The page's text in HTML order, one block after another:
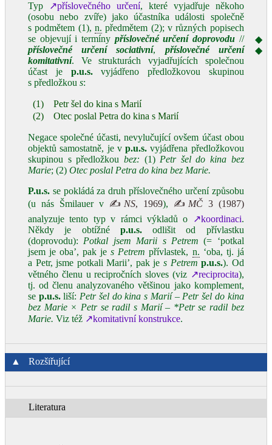
Typ ↗příslovečného určení, které vyjadřuje někoho
(osobu nebo zvíře) jako účastníka události společně
s podmětem (1),n. předmětem (2); v různých popisech
se objevují i termíny příslovečné určení doprovodu //
příslovečné určení sociativní, příslovečné určení
komitativní. Ve strukturách vyjadřujících společnou
účast je p.u.s.vyjádřeno předložkovou skupinou
s předložkou s:
(1)
Petr šel do kina s Marií
(2)
Otec poslal Petra do kina s Marií
Negace společné účasti, nevylučující ovšem účast obou
objektů samostatně, je vp.u.s. vyjádřena předložkovou
skupinou s předložkou bez: (1) Petr šel do kina bez
Marie; (2) Otec poslal Petra do kina bez Marie.
P.u.s. se pokládá za druh příslovečného určení způsobu
(u nás Šmilauer v ✍ NS, 1969), ✍ MČ3 (1987)
analyzuje tento typ v rámci výkladů o
↗koordinaci.
Někdy je obtížné p.u.s.odlišit od přívlastku
(doprovodu): Potkal jsem Marii s Petrem (= ‘potkal
jsem je oba’, pak jes Petrem přívlastek, n. ‘oba, tj. já
a Petr, jsme potkali Marii’, pak jes Petrem p.u.s.). Od
větného členu u recipročních sloves (viz ↗reciprocita),
tj. od členu analyzovaného většinou jako komplement,
se p.u.s.liší: Petr šel do kina s Marií – Petr šel do kina
bez Marie × Petr se radil s Marií – *Petr se radil bez
Marie. Viz též ↗komitativní konstrukce.
◆
◆
▲ Rozšiřující
Literatura